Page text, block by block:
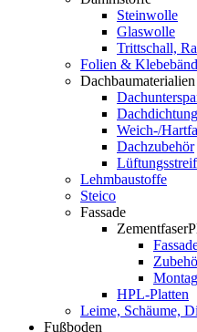
Steinwolle
Glaswolle
Trittschall,
Folien &
Dachbaumaterialien
Weich-/
Dachzubehör
Lehmbaustoffe
Steico
Fassade
HPL-Platten
Leime, Schäume,
Fußboden